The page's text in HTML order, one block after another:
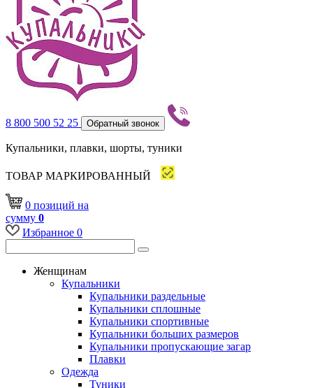
8 800 500 52 25 Обратный звонок
Купальники, плавки, шорты, туники
ТОВАР МАРКИРОВАННЫЙ
0 позиций на
сумму 0
Избранное 0
Женщинам
Купальники
Купальники раздельные
Купальники сплошные
Купальники спортивные
Купальники больших размеров
Купальники пропускающие загар
Плавки
Одежда
Туники